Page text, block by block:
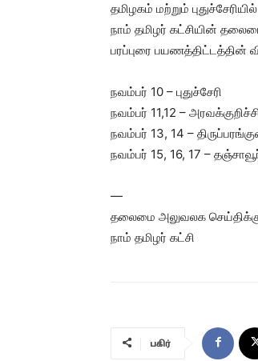
தமிழகம் மற்றும்
நாம் தமிழர் கட்சியின்
பரப்புரை பயணத்திட்டத்தின்
நவம்பர் 10 – புதுச்சேரி
நவம்பர் 11,12 –
நவம்பர் 13, 14 –
நவம்பர் 15, 16, 17 –
—
தலைமை அலுவலக
நாம் தமிழர் கட்சி
பகிர்